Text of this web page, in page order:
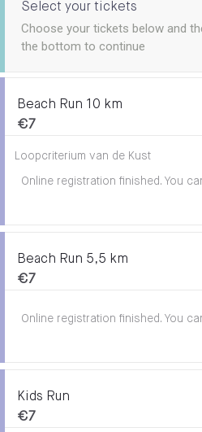
Select your tickets
Choose your tickets below and
the bottom to continue
Beach Run 10 km
€7
Loopcriterium van de Kust
Online registration finished. You
Beach Run 5,5 km
€7
Online registration finished. You
Kids Run
€7